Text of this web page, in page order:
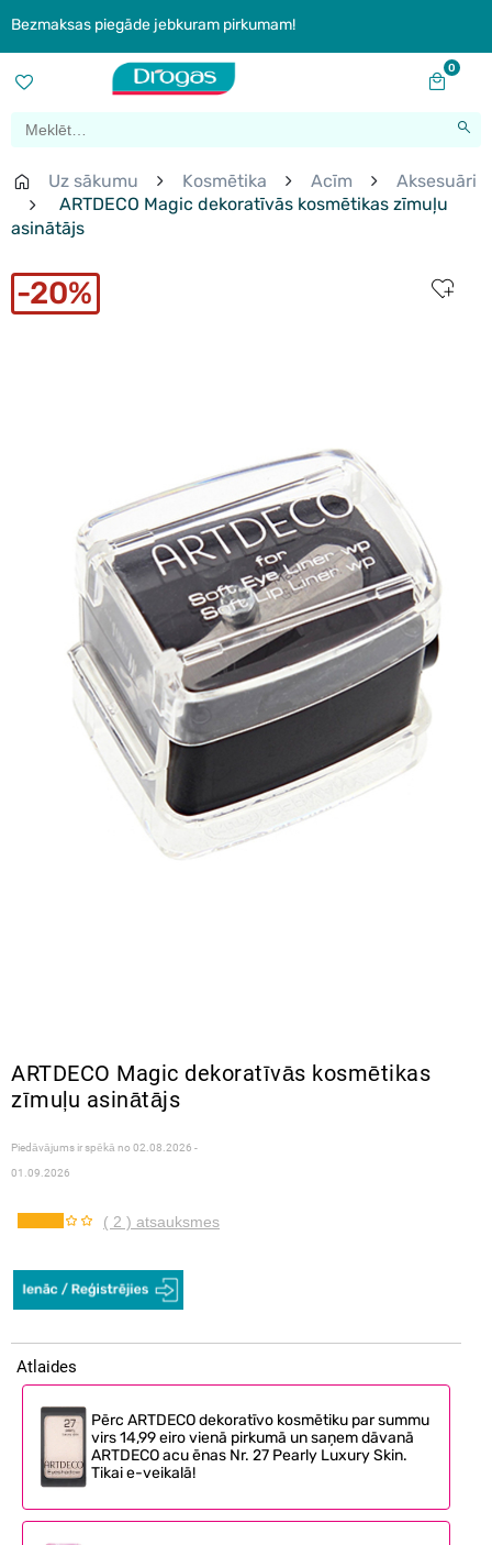
Bezmaksas piegāde jebkuram pirkumam!
0
Uz sākumu Kosmētika Acīm
Aksesuāri
ARTDECO Magic dekoratīvās kosmētikas zīmuļu
asinātājs
20%
ARTDECO Magic dekoratīvās kosmētikas
zīmuļu asinātājs
Piedāvājums ir spēkā no 02.08.2026 -
01.09.2026
( 2 ) atsauksmes
Atlaides
Pērc ARTDECO dekoratīvo kosmētiku par summu
virs 14,99 eiro vienā pirkumā un saņem dāvanā
ARTDECO acu ēnas Nr. 27 Pearly Luxury Skin.
Tikai e-veikalā!